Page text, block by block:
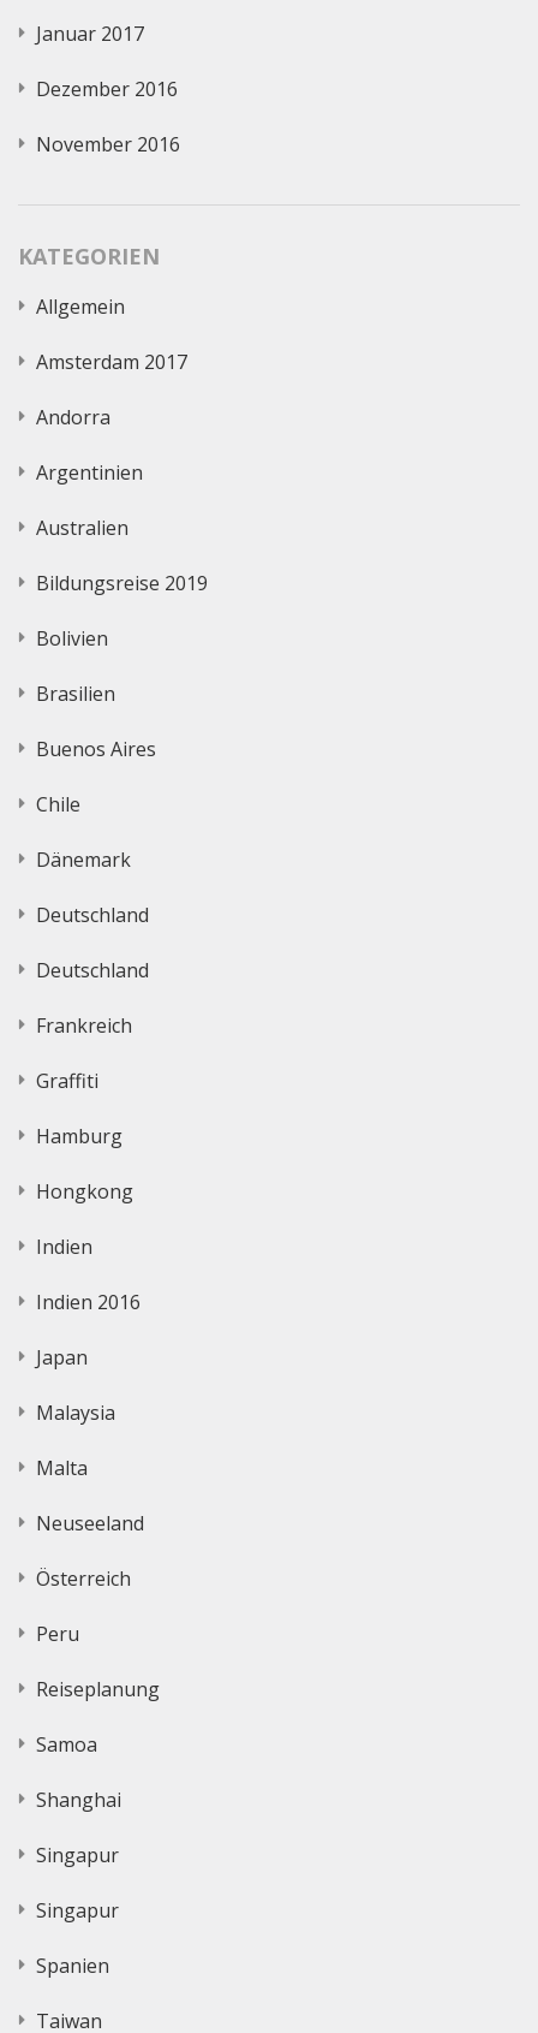
Januar 2017
Dezember 2016
November 2016
KATEGORIEN
Allgemein
Amsterdam 2017
Andorra
Argentinien
Australien
Bildungsreise 2019
Bolivien
Brasilien
Buenos Aires
Chile
Dänemark
Deutschland
Deutschland
Frankreich
Graffiti
Hamburg
Hongkong
Indien
Indien 2016
Japan
Malaysia
Malta
Neuseeland
Österreich
Peru
Reiseplanung
Samoa
Shanghai
Singapur
Singapur
Spanien
Taiwan